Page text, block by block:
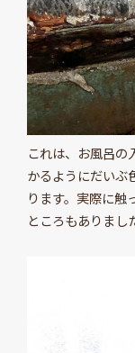
これは、お風呂の
かるようにだいぶ
ります。実際に触
ところもありまし